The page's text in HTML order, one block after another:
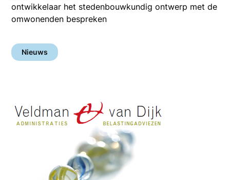
ontwikkelaar het stedenbouwkundig ontwerp met de
omwonenden bespreken
Nieuws